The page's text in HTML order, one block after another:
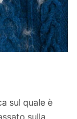
sul quale è
sulla